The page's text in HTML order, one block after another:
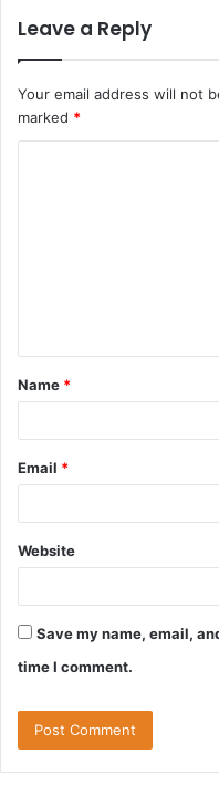
Leave a Reply
Your email address will not
marked *
t
*
Name *
Email *
Website
Save my name, email,
time I comment.